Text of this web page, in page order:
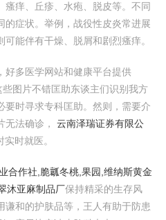
痒、丘疹、水疱、脱皮等。不同
的症状。举例，战役性皮炎常进展
能伴有干燥、脱屑和剧烈瘙痒。
好多医学网站和健康平台提供
些图片不错匡助东谈主们识别我方
要时寻求专科匡助。然则，需要介
无法确诊， 云南泽瑞证券有限公
时就医。
合作社,脆瓤冬桃,果园,维纳斯黄金
沐亚麻制品厂保持精采的生存风
和的护肤品等，王人有助于防患